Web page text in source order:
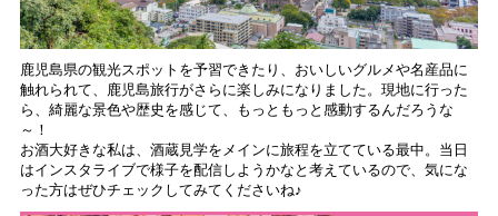
鹿児島県の観光スポットを予習できたり、おいしいグルメや名産品に
触れられて、鹿児島旅行がさらに楽しみになりました。現地に行った
ら、綺麗な景色や歴史を感じて、もっともっと感動するんだろうな
～！
お酒大好きな私は、酒蔵見学をメインに旅程を立てている最中。当日
はインスタライブで様子を配信しようかなと考えているので、気にな
った方はぜひチェックしてみてくださいね♪